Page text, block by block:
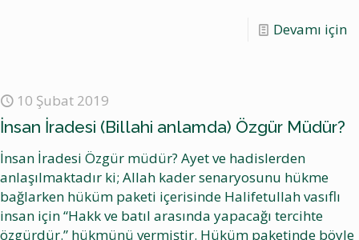
Devamı için
10 Şubat 2019
İnsan İradesi (Billahi anlamda) Özgür Müdür?
İnsan İradesi Özgür müdür? Ayet ve hadislerden
anlaşılmaktadır ki; Allah kader senaryosunu hükme
bağlarken hüküm paketi içerisinde Halifetullah vasıflı
insan için “Hakk ve batıl arasında yapacağı tercihte
özgürdür.” hükmünü vermiştir. Hüküm paketinde böyle